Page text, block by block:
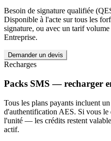
Besoin de signature qualifiée
Disponible à l'acte sur tous les
signature, ou avec un tarif
Entreprise.
Demander un devis
Recharges
Packs SMS — recharger
Tous les plans payants incluent
d'authentification AES. Si vous le
l'unité — les crédits restent
actif.